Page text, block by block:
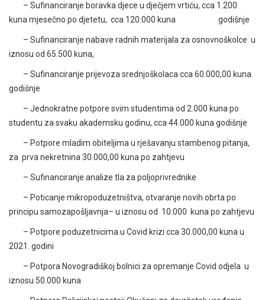
– Sufinanciranje boravka djece u dječjem vrtiću, cca 1.200
kuna mjesečno po djetetu, cca 120.000 kuna godišnje
– Sufinanciranje nabave radnih materijala za osnovnoškolce u
iznosu od 65.500 kuna,
– Sufinanciranje prijevoza srednjoškolaca cca 60.000,00 kuna
godišnje
– Jednokratne potpore svim studentima od 2.000 kuna po
studentu za svaku akademsku godinu, cca 44.000 kuna godišnje
– Potpore mladim obiteljima u rješavanju stambenog pitanja,
za prva nekretnina 30.000,00 kuna po zahtjevu
– Sufinanciranje analize tla za poljoprivrednike
– Poticanje mikropoduzetništva, otvaranje novih obrta po
principu samozapošljavnja– u iznosu od 10.000 kuna po zahtjevu
– Potpore poduzetnicima u Covid krizi cca 30.000,00 kuna u
2021. godini
– Potpora Novogradiškoj bolnici za opremanje Covid odjela u
iznosu 50.000 kuna